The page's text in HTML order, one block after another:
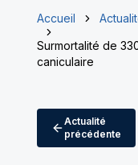
Accueil
Surmortalité de
caniculaire
Actualité
précédente